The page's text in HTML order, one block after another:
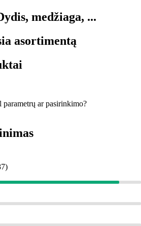
medžiaga, ...
asortimentą
ar pasirinkimo?
)